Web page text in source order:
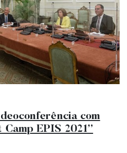
com
Camp EPIS 2021”